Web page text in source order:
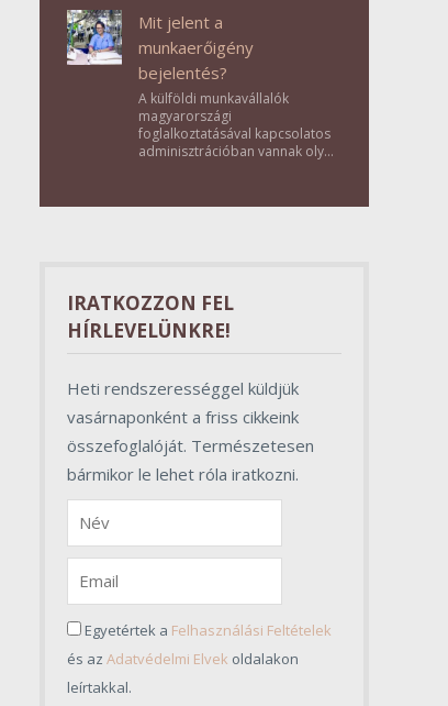
Élménybirtok a mai napon.
Mit jelent a
munkaerőigény
bejelentés?
A külföldi munkavállalók
magyarországi
foglalkoztatásával kapcsolatos
adminisztrációban vannak olyan
valójában azonban
IRATKOZZON FEL
HÍRLEVELÜNKRE!
Heti rendszerességgel küldjük
vasárnaponként a friss cikkeink
összefoglalóját. Természetesen
bármikor le lehet róla iratkozni.
Egyetértek a Felhasználási Feltételek
és az Adatvédelmi Elvek oldalakon
leírtakkal.